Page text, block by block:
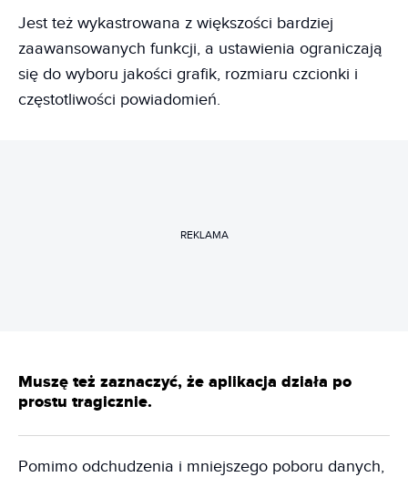
Jest też wykastrowana z większości bardziej
zaawansowanych funkcji, a ustawienia ograniczają
się do wyboru jakości grafik, rozmiaru czcionki i
częstotliwości powiadomień.
REKLAMA
Muszę też zaznaczyć, że aplikacja działa po
prostu tragicznie.
Pomimo odchudzenia i mniejszego poboru danych,